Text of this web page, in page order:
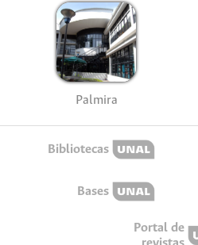
Palmira
Bibliotecas
Bases
Portal de